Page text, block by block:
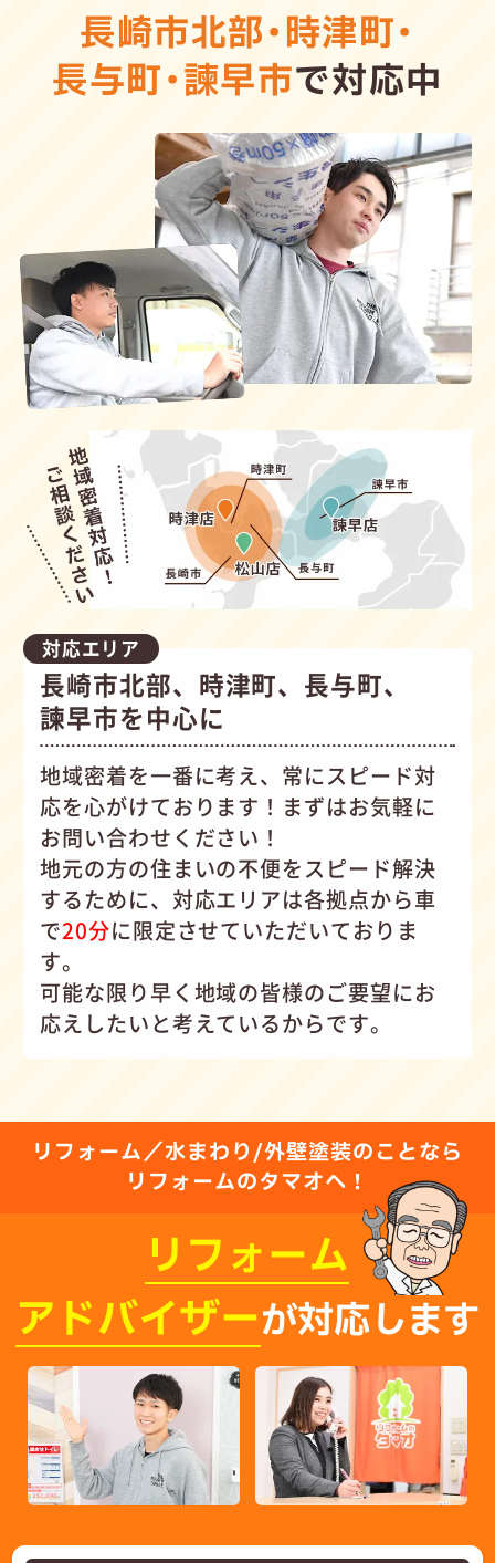
長崎市北部・時津町・
長与町・諫早市で対応中
対応エリア
長崎市北部、時津町、長与町、
諫早市を中心に
地域密着を一番に考え、常にスピード対
応を心がけております！まずはお気軽に
お問い合わせください！
地元の方の住まいの不便をスピード解決
するために、対応エリアは各拠点から車
で20分に限定させていただいておりま
す。
可能な限り早く地域の皆様のご要望にお
応えしたいと考えているからです。
リフォーム／水まわり/外壁塗装のことなら
リフォームのタマオへ！
リフォーム
アドバイザーが対応します